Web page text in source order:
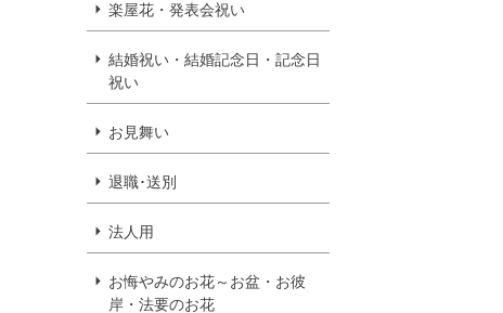
楽屋花・発表会祝い
結婚祝い・結婚記念日・記念日
祝い
お見舞い
退職･送別
法人用
お悔やみのお花～お盆・お彼
岸・法要のお花